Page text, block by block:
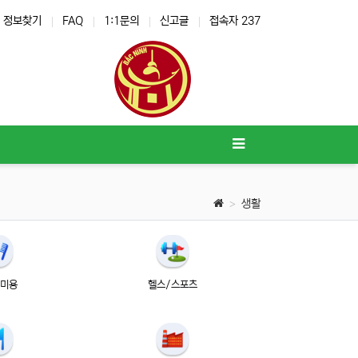
정보찾기 FAQ 1:1문의 신고글 접속자 237
생활
용 헬스/스포츠